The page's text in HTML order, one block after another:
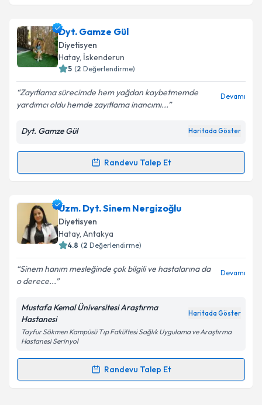
Dyt. Gamze Gül
Diyetisyen
Hatay, İskenderun
5 (2 Değerlendirme)
Zayıflama sürecimde hem yağdan kaybetmemde
yardımcı oldu hemde zayıflama inancımı...
Devamı
Dyt. Gamze Gül Haritada Göster
Randevu Talep Et
Randevu Takvimi Talebi
Dyt. Gamze Güliçin randevu takvimi talebi oluşturun.
Size bu uzmandan randevu almanız için bir takvim
hazırlandığında e-posta ile bilgilendireceğiz.
Kişisel verilerimin işlenmesine ilişkin
Aydınlatma
Metni
kapsamda işlenmesini kabul ediyorum.
Takvim Talebini Gönder
Uzm. Dyt. Sinem Nergizoğlu
Diyetisyen
Hatay, Antakya
4.8 (2 Değerlendirme)
Sinem hanım mesleğinde çok bilgili ve hastalarına da
o derece...
Devamı
Mustafa Kemal Üniversitesi Araştırma
Hastanesi
Haritada Göster
Tayfur Sökmen Kampüsü Tıp Fakültesi Sağlık Uygulama ve Araştırma
Hastanesi Serinyol
Randevu Talep Et
Randevu Takvimi Talebi